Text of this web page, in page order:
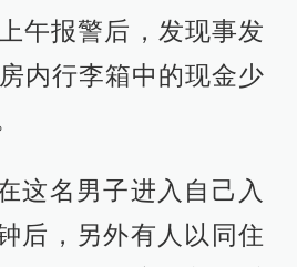
午报警后，发现事发
内行李箱中的现金少
这名男子进入自己入
后，另外有人以同住